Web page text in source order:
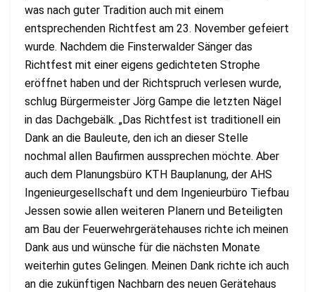
was nach guter Tradition auch mit einem
entsprechenden Richtfest am 23. November gefeiert
wurde. Nachdem die Finsterwalder Sänger das
Richtfest mit einer eigens gedichteten Strophe
eröffnet haben und der Richtspruch verlesen wurde,
schlug Bürgermeister Jörg Gampe die letzten Nägel
in das Dachgebälk. „Das Richtfest ist traditionell ein
Dank an die Bauleute, den ich an dieser Stelle
nochmal allen Baufirmen aussprechen möchte. Aber
auch dem Planungsbüro KTH Bauplanung, der AHS
Ingenieurgesellschaft und dem Ingenieurbüro Tiefbau
Jessen sowie allen weiteren Planern und Beteiligten
am Bau der Feuerwehrgerätehauses richte ich meinen
Dank aus und wünsche für die nächsten Monate
weiterhin gutes Gelingen. Meinen Dank richte ich auch
an die zukünftigen Nachbarn des neuen Gerätehaus